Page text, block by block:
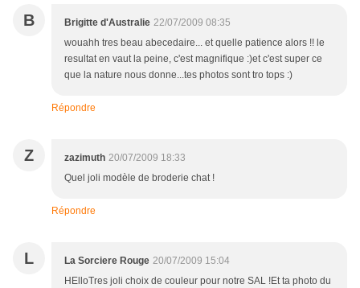
B Brigitte d'Australie 22/07/2009 08:35
wouahh tres beau abecedaire... et quelle patience alors !! le
resultat en vaut la peine, c'est magnifique :)et c'est super ce
que la nature nous donne...tes photos sont tro tops :)
Répondre
Z zazimuth 20/07/2009 18:33
Quel joli modèle de broderie chat !
Répondre
L La Sorciere Rouge 20/07/2009 15:04
HElloTres joli choix de couleur pour notre SAL !Et ta photo du